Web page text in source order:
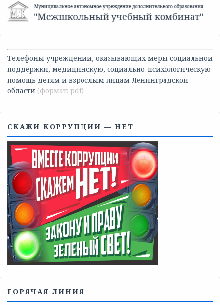
Телефоны учреждений, оказывающих меры социальной
поддержки, медицинскую, социально-психологическую
помощь детям и взрослым лицам Ленинградской
области
СКАЖИ КОРРУПЦИИ — НЕТ